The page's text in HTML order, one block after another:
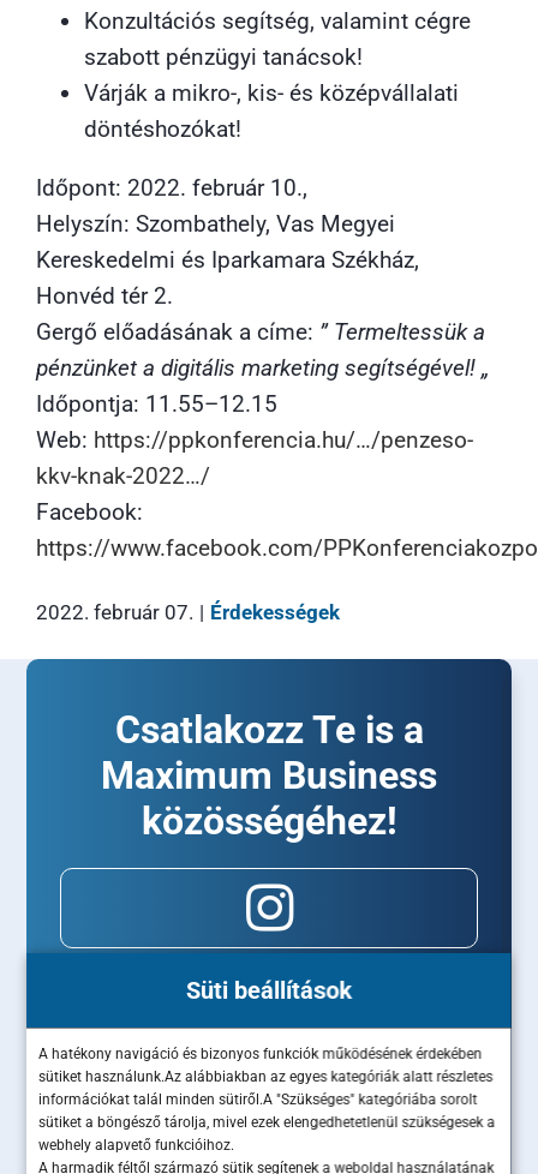
Süti beállítások
A hatékony navigáció és bizonyos funkciók működésének érdekében
sütiket használunk.Az alábbiakban az egyes kategóriák alatt részletes
információkat talál minden sütiről.A "Szükséges" kategóriába sorolt
sütiket a böngésző tárolja, mivel ezek elengedhetetlenül szükségesek a
webhely alapvető funkcióihoz.
A harmadik féltől származó sütik segítenek a weboldal használatának
Konzultációs segítség, valamint cégre
szabott pénzügyi tanácsok!
Várják a mikro-, kis- és középvállalati
döntéshozókat!
Időpont: 2022. február 10.,
Helyszín: Szombathely, Vas Megyei
Kereskedelmi és Iparkamara Székház,
Honvéd tér 2.
Gergő előadásának a címe: ” Termeltessük a
pénzünket a digitális marketing segítségével! „
Időpontja: 11.55–12.15
Web: https://ppkonferencia.hu/…/penzeso-
kkv-knak-2022…/
Facebook:
https://www.facebook.com/
2022. február 07. | Érdekességek
Csatlakozz Te is a
Maximum Business
közösségéhez!